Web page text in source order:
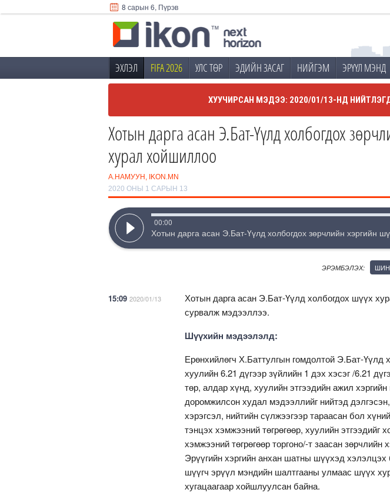
8 сарын 6, Пүрэв
ЭХЛЭЛ FIFA 2026 УЛС ТӨР ЭДИЙН ЗАСАГ НИЙГЭМ ЭРҮҮЛ МЭНД
ХУУЧИРСАН МЭДЭЭ: 2020/01/13-НД
Хотын дарга асан Э.Бат-Үүлд холбогдох
хурал хойшиллоо
А.НАМУУН, IKON.MN
2020 ОНЫ 1 САРЫН 13
00:00
Хотын дарга асан Э.Бат-Үүлд холбогдох зөрчлийн хэргийн
ЭРЭМБЭЛЭХ:
15:09 2020/01/13
Хотын дарга асан Э.Бат-Үүлд холбогдох шүүх
сурвалж мэдээллээ.
Шүүхийн мэдээлэлд:
Ерөнхийлөгч Х.Баттулгын гомдолтой Э.Бат-Үүлд
хуулийн 6.21 дүгээр зүйлийн 1 дэх хэсэг /6.21
төр, алдар хүнд, хуулийн этгээдийн ажил хэргийн
доромжилсон худал мэдээллийг нийтэд
хэрэгсэл, нийтийн сүлжээгээр тараасан бол
тэнцэх хэмжээний төгрөгөөр, хуулийн этгээдийг
хэмжээний төгрөгөөр торгоно/-т заасан зөрчлийн
Эрүүгийн хэргийн анхан шатны шүүхэд хэлэлцэх
шүүгч эрүүл мэндийн шалтгааны улмаас шүүх
хугацаагаар хойшлуулсан байна.